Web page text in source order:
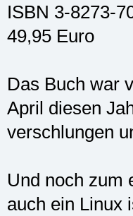
ISBN 3-8273-
49,95 Euro
Das Buch war
April diesen
verschlungen
Und noch zum
auch ein Linux